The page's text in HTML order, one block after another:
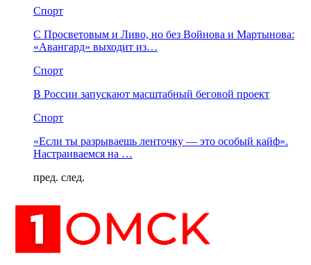
Спорт
С Просветовым и Ливо, но без Войнова и Мартынова:
«Авангард» выходит из…
Спорт
В России запускают масштабный беговой проект
Спорт
«Если ты разрываешь ленточку — это особый кайф».
Настраиваемся на …
пред. след.